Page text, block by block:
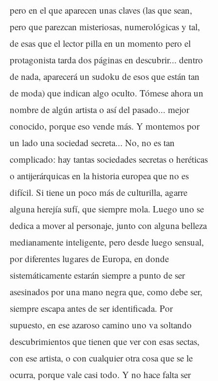
pero en el que aparecen unas claves (las que sean,
pero que parezcan misteriosas, numerológicas y tal,
de esas que el lector pilla en un momento pero el
protagonista tarda dos páginas en descubrir... dentro
de nada, aparecerá un sudoku de esos que están tan
de moda) que indican algo oculto. Tómese ahora un
nombre de algún artista o así del pasado... mejor
conocido, porque eso vende más. Y montemos por
un lado una sociedad secreta... No, no es tan
complicado: hay tantas sociedades secretas o heréticas
o antijerárquicas en la historia europea que no es
difícil. Si tiene un poco más de culturilla, agarre
alguna herejía sufí, que siempre mola. Luego uno se
dedica a mover al personaje, junto con alguna belleza
medianamente inteligente, pero desde luego sensual,
por diferentes lugares de Europa, en donde
sistemáticamente estarán siempre a punto de ser
asesinados por una mano negra que, como debe ser,
siempre escapa antes de ser identificada. Por
supuesto, en ese azaroso camino uno va soltando
descubrimientos que tienen que ver con esas sectas,
con ese artista, o con cualquier otra cosa que se le
ocurra, porque vale casi todo. Y no hace falta ser